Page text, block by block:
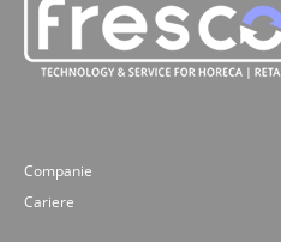
Companie
Cariere